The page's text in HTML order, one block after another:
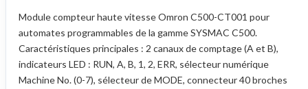
Module compteur haute vitesse Omron C500-CT001 pour
automates programmables de la gamme SYSMAC C500.
Caractéristiques principales : 2 canaux de comptage (A et B),
indicateurs LED : RUN, A, B, 1, 2, ERR, sélecteur numérique
Machine No. (0-7), sélecteur de MODE, connecteur 40 broches